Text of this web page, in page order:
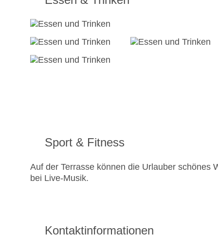
Sport & Fitness
Auf der Terrasse können die Urlauber schönes
bei Live-Musik.
Kontaktinformationen